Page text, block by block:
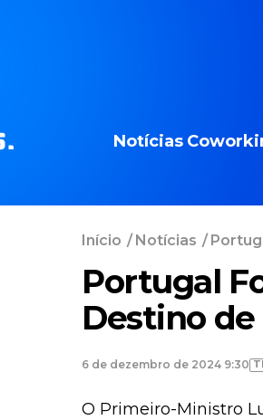
Notícias
Início /Notícias /
Portugal
Destino
6 de dezembro de 2024 9:30
O Primeiro-Ministro